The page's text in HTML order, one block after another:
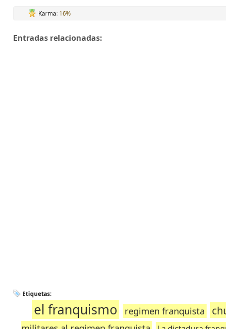
Karma: 16%
Entradas relacionadas:
Etiquetas:
el franquismo regimen franquista